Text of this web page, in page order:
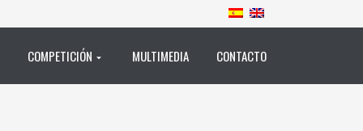
COMPETICIÓN MULTIMEDIA CONTACTO